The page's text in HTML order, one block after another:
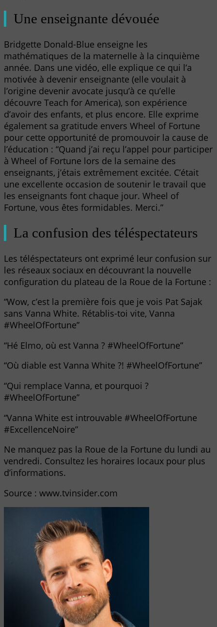
Une enseignante dévouée
Bridgette Donald-Blue enseigne les
mathématiques de la maternelle à la cinquième
année. Dans une vidéo, elle explique ce qui l’a
motivée à devenir enseignante (elle voulait à
l’origine devenir avocate jusqu’à ce qu’elle
découvre Teach for America), son expérience
d’avoir des enfants, et plus encore. Elle exprime
également sa gratitude envers Wheel of Fortune
pour cette opportunité de promouvoir la cause de
l’éducation : “Quand j’ai reçu l’appel pour participer
à Wheel of Fortune lors de la semaine des
enseignants, j’étais extrêmement excitée. C’était
une excellente occasion de soutenir le travail que
les enseignants font chaque jour. Wheel of
Fortune, vous êtes formidables. Merci.”
La confusion des téléspectateurs
Les téléspectateurs ont exprimé leur confusion sur
les réseaux sociaux en découvrant la nouvelle
configuration du plateau de la Roue de la Fortune :
“Wow, c’est la première fois que je vois Pat Sajak
sans Vanna White. Rétablis-toi vite, Vanna
#WheelOfFortune”
“Hé Elmo, où est Vanna ? #WheelOfFortune”
“Où diable est Vanna White ?! #WheelOfFortune”
“Qui remplace Vanna, et pourquoi ?
#WheelOfFortune”
“Vanna White est introuvable #WheelOfFortune
#ExcellenceNoire”
Ne manquez pas la Roue de la Fortune du lundi au
vendredi. Consultez les horaires locaux pour plus
d’informations.
Source : www.tvinsider.com